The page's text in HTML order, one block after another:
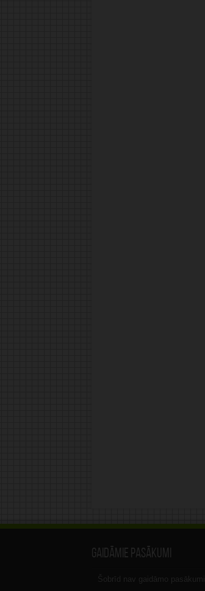
Gaidāmie pasākumi
Šobrīd nav gaidāmo pasākumi.